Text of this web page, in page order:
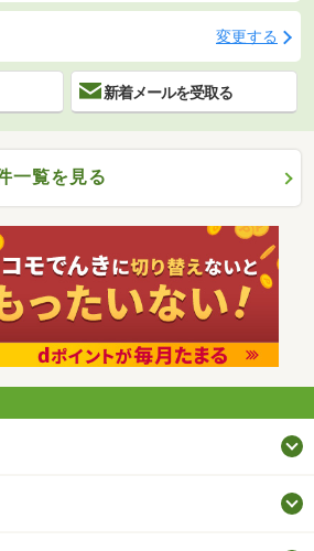
変更する
新着メールを受取る
一覧を見る